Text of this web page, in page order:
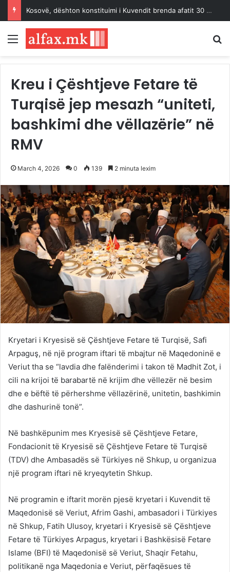
Kosovë, dështon konstituimi i Kuvendit brenda afatit 30 ditësh
Menu
Kreu i Çështjeve Fetare të
Turqisë jep mesazh “uniteti,
bashkimi dhe vëllazërie” në
RMV
March 4, 2026 0 139 2 minuta lexim
Kryetari i Kryesisë së Çështjeve Fetare të Turqisë, Safi
Arpaguş, në një program iftari të mbajtur në Maqedoninë e
Veriut tha se “lavdia dhe falënderimi i takon të Madhit Zot, i
cili na krijoi të barabartë në krijim dhe vëllezër në besim
dhe e bëftë të përhershme vëllazërinë, unitetin, bashkimin
dhe dashurinë tonë”.
Në bashkëpunim mes Kryesisë së Çështjeve Fetare,
Fondacionit të Kryesisë së Çështjeve Fetare të Turqisë
(TDV) dhe Ambasadës së Türkiyes në Shkup, u organizua
një program iftari në kryeqytetin Shkup.
Në programin e iftarit morën pjesë kryetari i Kuvendit të
Maqedonisë së Veriut, Afrim Gashi, ambasadori i Türkiyes
në Shkup, Fatih Ulusoy, kryetari i Kryesisë së Çështjeve
Fetare të Türkiyes Arpagus, kryetari i Bashkësisë Fetare
Islame (BFI) të Maqedonisë së Veriut, Shaqir Fetahu,
politikanë nga Maqedonia e Veriut, përfaqësues të